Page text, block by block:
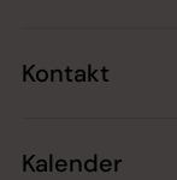
Kontakt
Kalender